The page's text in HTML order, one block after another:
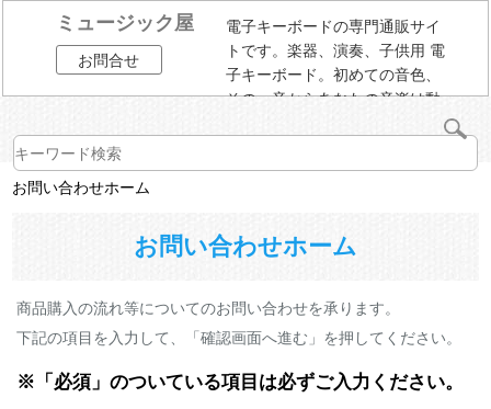
ミュージック屋
お問合せ
電子キーボードの専門通販サイ
トです。楽器、演奏、子供用 電
子キーボード。初めての音色、
その一音からあなたの音楽は動
お問い合わせホーム
お問い合わせホーム
商品購入の流れ等についてのお問い合わせを承ります。
下記の項目を入力して、「確認画面へ進む」を押してください。
※「必須」のついている項目は必ずご入力ください。